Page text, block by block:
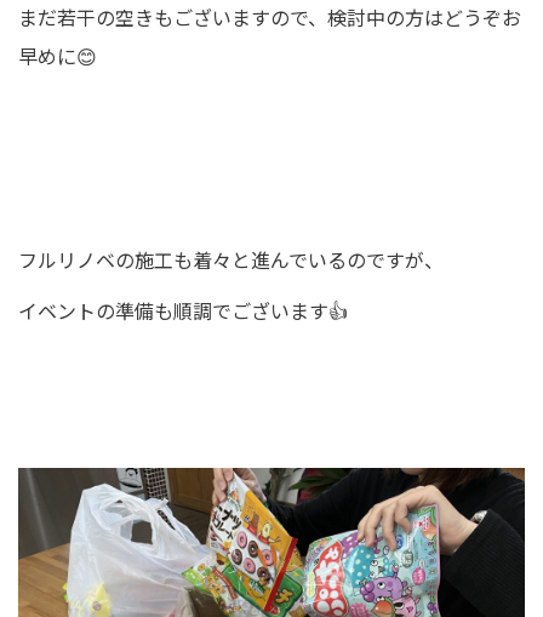
まだ若干の空きもございますので、検討中の方はどうぞお
早めに😊
フルリノベの施工も着々と進んでいるのですが、
イベントの準備も順調でございます👍